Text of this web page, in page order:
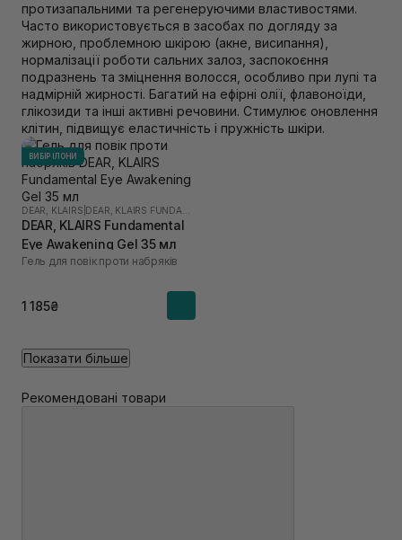
протизапальними та регенеруючими властивостями.
Часто використовується в засобах по догляду за
жирною, проблемною шкірою (акне, висипання),
нормалізації роботи сальних залоз, заспокоєння
подразнень та зміцнення волосся, особливо при лупі та
надмірній жирності. Багатий на ефірні олії, флавоноїди,
глікозиди та інші активні речовини. Стимулює оновлення
клітин, підвищує еластичність і пружність шкіри.
ВИБІР ІЛОНИ
DEAR, KLAIRS
DEAR, KLAIRS Fundamental
Eye Awakening Gel 35 мл
Гель для повік проти набряків
1 185₴
Показати більше
Рекомендовані товари